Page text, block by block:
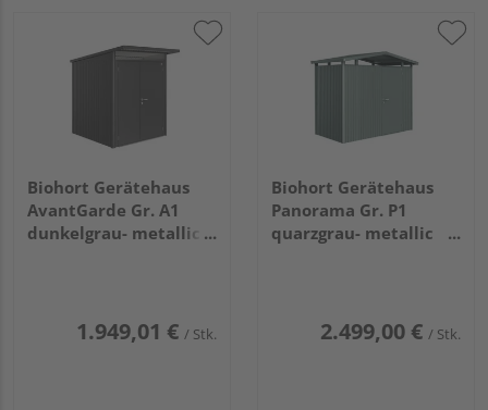
Biohort Gerätehaus
AvantGarde Gr. A1
dunkelgrau- metallic
1.949,01 € / Stk.
Biohort Gerätehaus
Panorama Gr. P1
quarzgrau- metallic
2.499,00 € / Stk.